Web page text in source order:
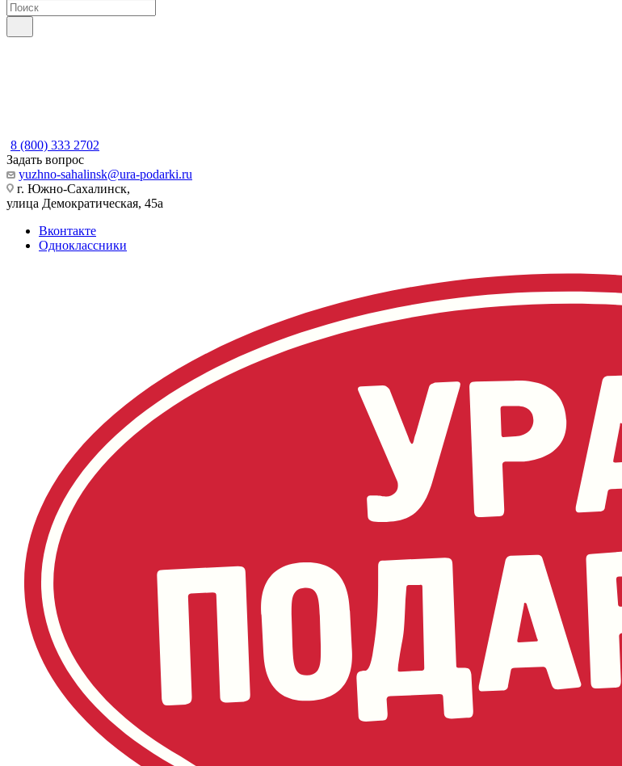
8 (800) 333 2702
Задать вопрос
yuzhno-sahalinsk@ura-podarki.ru
г. Южно-Сахалинск,
улица Демократическая, 45а
Вконтакте
Одноклассники